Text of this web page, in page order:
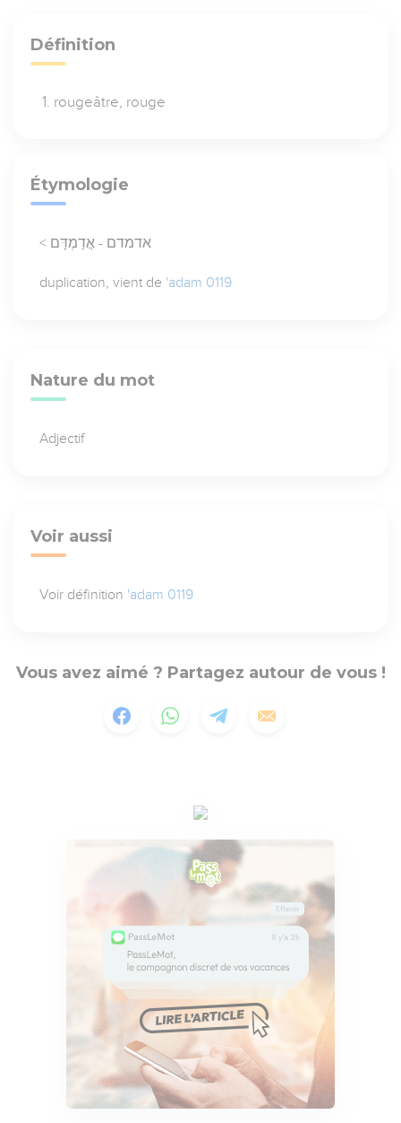
Définition
rougeâtre, rouge
Étymologie
< אדמדם - אֲדַמְדָּם
duplication, vient de 'adam 0119
Nature du mot
Adjectif
Voir aussi
Voir définition 'adam 0119
Vous avez aimé ? Partagez autour de vous !